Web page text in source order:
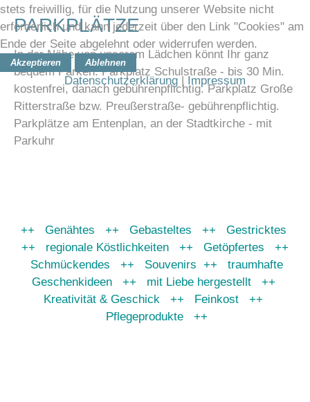
PARKPLÄTZE
In der Nähe von unserem Lädchen könnt Ihr ganz
bequem Parken. Parkplatz Schulstraße - bis 30 Min.
kostenfrei, danach gebührenpflichtig. Parkplatz Große
Ritterstraße bzw. Preußerstraße- gebührenpflichtig.
Parkplätze am Entenplan, an der Stadtkirche - mit
Parkuhr
++ Genähtes ++ Gebasteltes ++ Gestricktes
++ regionale Köstlichkeiten ++ Getöpfertes ++
Schmückendes ++ Souvenirs ++ traumhafte
Geschenkideen ++ mit Liebe hergestellt ++
Kreativität & Geschick ++ Feinkost ++
Pflegeprodukte ++
stets freiwillig, für die Nutzung unserer Website nicht
erforderlich und kann jederzeit über den Link "Cookies" am
Ende der Seite abgelehnt oder widerrufen werden.
Akzeptieren Ablehnen
Datenschutzerklärung | Impressum